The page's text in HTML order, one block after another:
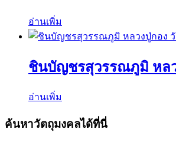
อ่านเพิ่ม
ชินบัญชรสุวรรณภูมิ หลว
อ่านเพิ่ม
ค้นหาวัตถุมงคลได้ที่นี่